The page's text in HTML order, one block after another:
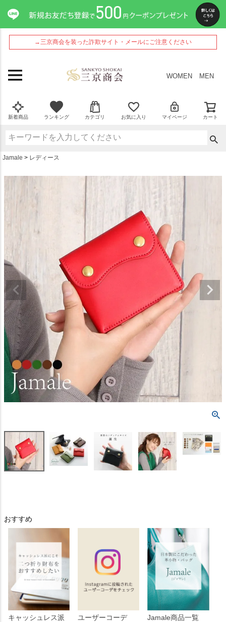
→三京商会を装った詐欺サイト・メールにご注意ください
WOMEN MEN
新着商品 ランキング カテゴリ お気に入り マイページ カート
Jamale レディース
おすすめ
キャッシュレス派
ユーザーコーデ Jamale商品一覧
ペー
ジト
ップ
へ